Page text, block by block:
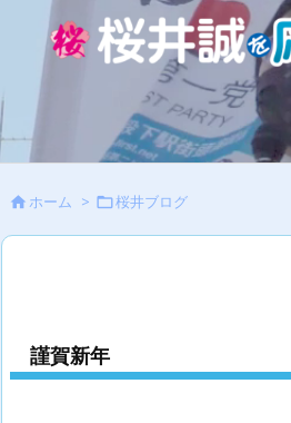
 ホーム > 桜井ブログ
謹賀新年